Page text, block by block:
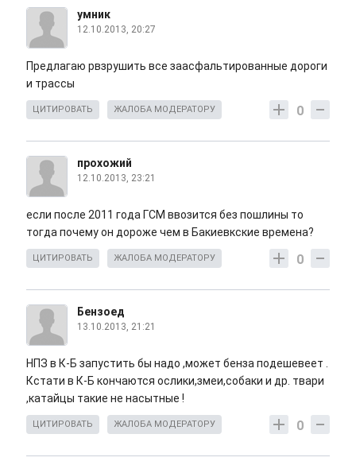
умник
12.10.2013, 20:27
Предлагаю рвзрушить все заасфальтированные дороги
и трассы
0
ЦИТИРОВАТЬ ЖАЛОБА МОДЕРАТОРУ
прохожий
12.10.2013, 23:21
если после 2011 года ГСМ ввозится без пошлины то
тогда почему он дороже чем в Бакиевкские времена?
0
ЦИТИРОВАТЬ ЖАЛОБА МОДЕРАТОРУ
Бензоед
13.10.2013, 21:21
НПЗ в К-Б запустить бы надо ,может бенза подешевеет .
Кстати в К-Б кончаются ослики,змеи,собаки и др. твари
,катайцы такие не насытные !
0
ЦИТИРОВАТЬ ЖАЛОБА МОДЕРАТОРУ